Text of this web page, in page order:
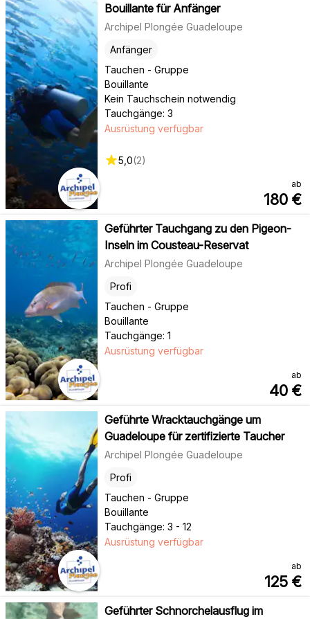
Bouillante für Anfänger
Archipel Plongée Guadeloupe
Tauchen - Gruppe
Bouillante
Anfänger
Kein Tauchschein notwendig
Tauchgänge: 3
Ausrüstung verfügbar
5,0(2)
ab
180 €
Geführter Tauchgang zu den Pigeon-
Inseln im Cousteau-Reservat
Archipel Plongée Guadeloupe
Tauchen - Gruppe
Bouillante
Profi
Tauchgänge: 1
Ausrüstung verfügbar
ab
40 €
Geführte Wracktauchgänge um
Guadeloupe für zertifizierte Taucher
Archipel Plongée Guadeloupe
Tauchen - Gruppe
Bouillante
Profi
Tauchgänge: 3 - 12
Ausrüstung verfügbar
ab
125 €
Geführter Schnorchelausflug im